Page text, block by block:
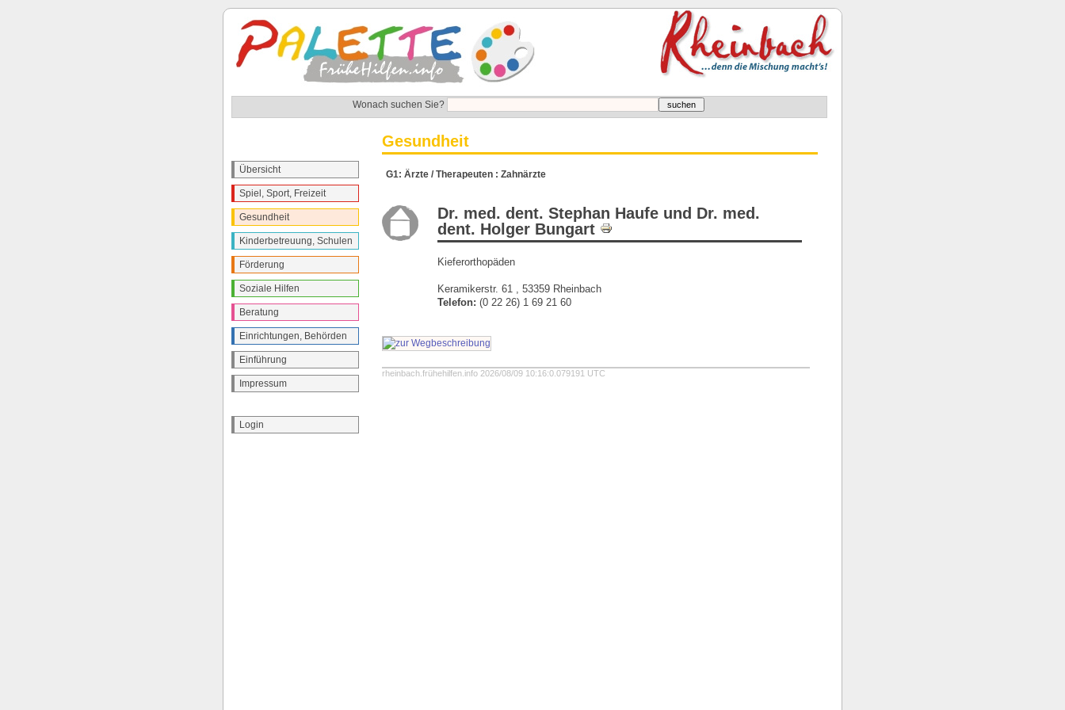
Wonach suchen Sie?
Gesundheit
G1: Ärzte / Therapeuten : Zahnärzte
Dr. med. dent. Stephan Haufe und Dr. med.
dent. Holger Bungart
Kieferorthopäden
Keramikerstr. 61 , 53359 Rheinbach
Telefon: (0 22 26) 1 69 21 60
rheinbach.frühehilfen.info 2026/08/09 10:16:0.079191 UTC
Übersicht
Spiel, Sport, Freizeit
Gesundheit
Kinderbetreuung, Schulen
Förderung
Soziale Hilfen
Beratung
Einrichtungen, Behörden
Einführung
Impressum
Login